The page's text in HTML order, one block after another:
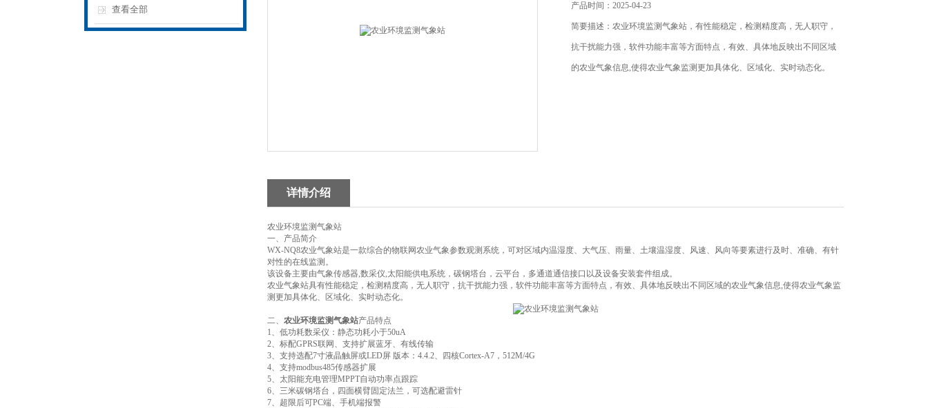
查看全部 产品时间：2025-04-23
简要描述：农业环境监测气象站，有性能稳定，检测精度高，无人职守，
抗干扰能力强，软件功能丰富等方面特点，有效、具体地反映出不同区域
的农业气象信息,使得农业气象监测更加具体化、区域化、实时动态化。
详情介绍
农业环境监测气象站
一、产品简介
WX-NQ8农业气象站是一款综合的物联网农业气象参数观测系统，可对区域内温湿度、大气压、雨量、土壤温湿度、风速、风向等要素进行及时、准确、有针
对性的在线监测。
该设备主要由气象传感器,数采仪,太阳能供电系统，碳钢塔台，云平台，多通道通信接口以及设备安装套件组成。
农业气象站具有性能稳定，检测精度高，无人职守，抗干扰能力强，软件功能丰富等方面特点，有效、具体地反映出不同区域的农业气象信息,使得农业气象监
测更加具体化、区域化、实时动态化。
二、 农业环境监测气象站产品特点
1、低功耗数采仪：静态功耗小于50uA
2、标配GPRS联网、支持扩展蓝牙、有线传输
3、支持选配7寸液晶触屏或LED屏 版本：4.4.2、四核Cortex-A7，512M/4G
4、支持modbus485传感器扩展
5、太阳能充电管理MPPT自动功率点跟踪
6、三米碳钢塔台，四面横臂固定法兰，可选配避雷针
7、超限后可PC端、手机端报警